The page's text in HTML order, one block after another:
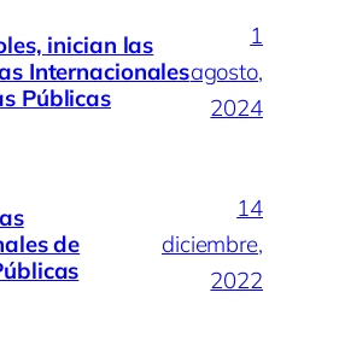
inician las
Internacionales
Públicas
1
agosto,
2024
de
14
diciembre,
2022